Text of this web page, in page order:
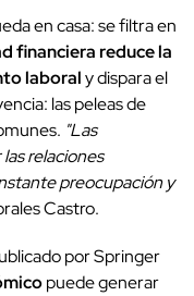
en casa: se filtra en
financierareduce la
laboraly dispara el
las peleas de
"Las
relaciones
preocupación y
Castro.
por Springer
puede generar